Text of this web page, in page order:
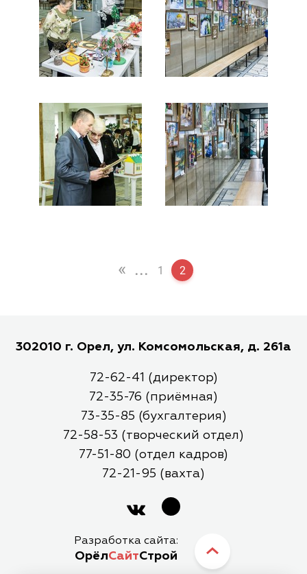
« ... 1 2
302010 г. Орел, ул. Комсомольская, д. 261а
72-62-41 (директор)
72-35-76 (приёмная)
73-35-85 (бухгалтерия)
72-58-53 (творческий отдел)
77-51-80 (отдел кадров)
72-21-95 (вахта)
Разработка сайта:
ОрёлСайтСтрой